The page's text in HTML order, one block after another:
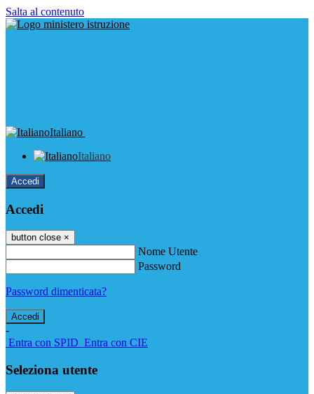
Salta al contenuto
Italiano
Italiano
Accedi
Accedi
button close ×
Nome Utente
Password
Password dimenticata?
-
Entra con SPID Entra con CIE
Seleziona utente